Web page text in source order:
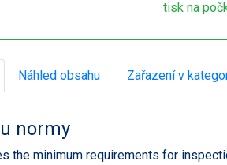
tisk na
Náhled obsahu Zařazení v
normy
the minimum requirements for